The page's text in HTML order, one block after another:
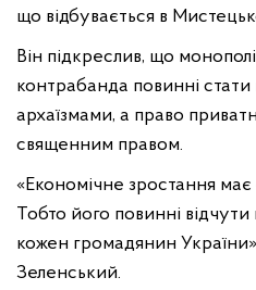
що відбувається в
Він підкреслив, що
контрабанда повинні стати
архаїзмами, а право
священним правом.
«Економічне зростання
Тобто його повинні
кожен громадянин
Зеленський.